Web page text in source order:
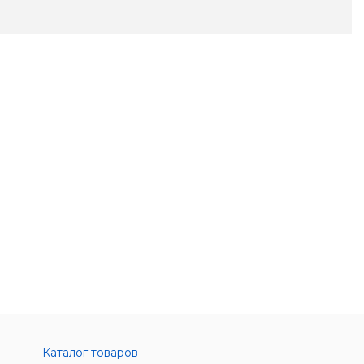
Каталог товаров